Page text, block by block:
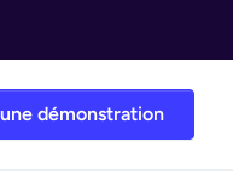
démonstration